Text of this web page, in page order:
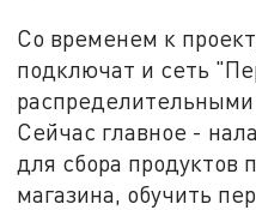
Со временем к
подключат и сеть
Сейчас главное -
для сбора продуктов
магазина, обучить